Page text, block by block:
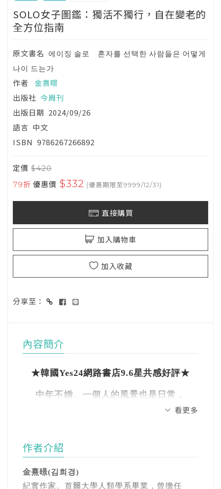
SOLO女子圖鑑：獨活不獨行，自在變老的
全方位指南
原文書名 에이징 솔로 혼자를 선택한 사람들은 어떻게
나이 드는가
作者
金熹暻
出版社 今周刊
出版日期 2024/09/26
語言 中文
ISBN 9786267266892
定價 $420
79折 優惠價 $332 (優惠期限至9999/12/31)
直接購買
加入購物車
加入收藏
分享至：
內容簡介
★韓國Yes24網路書店9.6星共感好評★
中年不婚、一個人的風景也是日常，
獨自變老也能自在不孤獨，共同前行的安心生
看更多
作者介紹
金熹暻(김희경)
紀實作家。 首爾大學人類學系畢業，曾擔任